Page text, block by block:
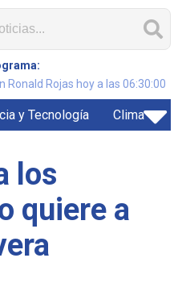
Ronald Rojas hoy a las 06:30:00
y Tecnología Clima
los
quiere a